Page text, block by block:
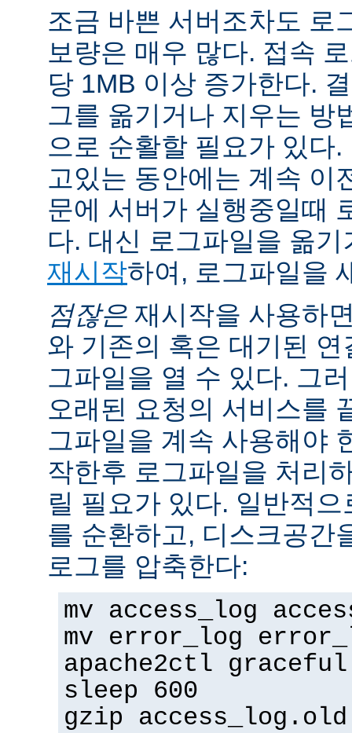
조금 바쁜 서버조차도 로
보량은 매우 많다. 접속
당 1MB 이상 증가한다.
그를 옮기거나 지우는 방
으로 순활할 필요가 있다
고있는 동안에는 계속 이
문에 서버가 실행중일때
다. 대신 로그파일을 옮
재시작하여, 로그파일을
점잖은 재시작을 사용하
와 기존의 혹은 대기된
그파일을 열 수 있다. 그
오래된 요청의 서비스를
그파일을 계속 사용해야
작한후 로그파일을 처리
릴 필요가 있다. 일반적
를 순환하고, 디스크공간
로그를 압축한다:
mv access_log
mv error_log
apache2ctl graceful
sleep 600
gzip